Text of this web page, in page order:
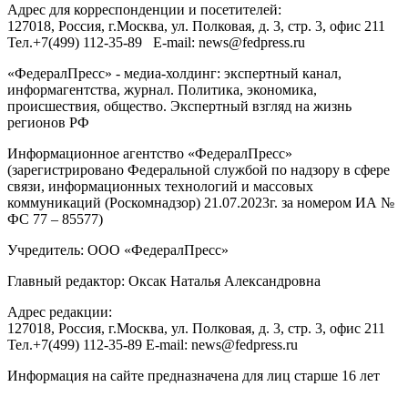
Адрес для корреспонденции и посетителей:
127018, Россия, г.Москва, ул. Полковая, д. 3, стр. 3, офис 211
Тел.+7(499) 112-35-89 E-mail: news@fedpress.ru
«ФедералПресс» - медиа-холдинг: экспертный канал,
информагентства, журнал. Политика, экономика,
происшествия, общество. Экспертный взгляд на жизнь
регионов РФ
Информационное агентство «ФедералПресс»
(зарегистрировано Федеральной службой по надзору в сфере
связи, информационных технологий и массовых
коммуникаций (Роскомнадзор) 21.07.2023г. за номером ИА №
ФС 77 – 85577)
Учредитель: ООО «ФедералПресс»
Главный редактор: Оксак Наталья Александровна
Адрес редакции:
127018, Россия, г.Москва, ул. Полковая, д. 3, стр. 3, офис 211
Тел.+7(499) 112-35-89 E-mail: news@fedpress.ru
Информация на сайте предназначена для лиц старше 16 лет